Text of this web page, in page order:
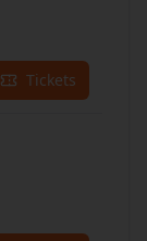
Tickets